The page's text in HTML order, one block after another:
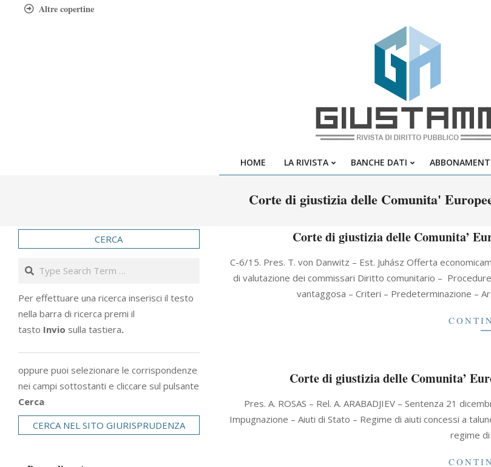
Altre copertine
Giustamm
Primary
Menu
HOME LA RIVISTA BANCHE DATI
Corte di giustizia delle Comunita'
Corte di giustizia delle Comunita’
07-
14
C-6/15. Pres. T. von Danwitz – Est. Juhász Offerta
di valutazione dei commissari Diritto comunitario –
vantaggosa – Criteri – Predeterminazione –
Corte di giustizia delle Comunita’
21
Pres. A. ROSAS – Rel. A. ARABADJIEV – Sentenza 21
Impugnazione – Aiuti di Stato – Regime di aiuti concessi a
regime
CERCA
Search
Per effettuare una ricerca inserisci il testo
nella barra di ricerca premi il
tasto Invio sulla tastiera.
oppure puoi selezionare le corrispondenze
nei campi sottostanti e cliccare sul pulsante
Cerca
CERCA NEL SITO GIURISPRUDENZA